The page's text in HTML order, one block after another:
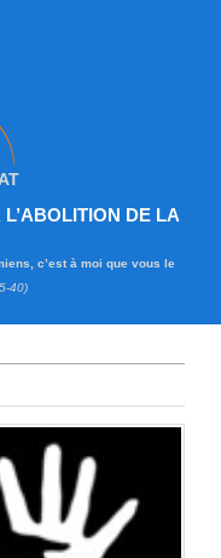
DE LA
c’est à moi que vous le
40)